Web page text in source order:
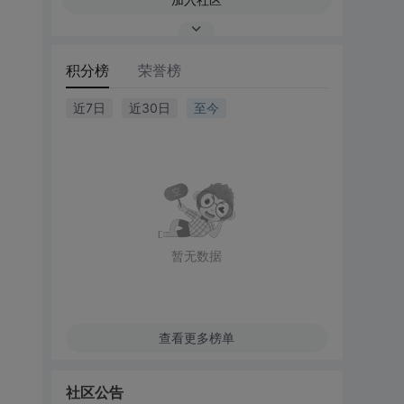
积分榜 荣誉榜
近7日 近30日 至今
暂无数据
查看更多榜单
社区公告